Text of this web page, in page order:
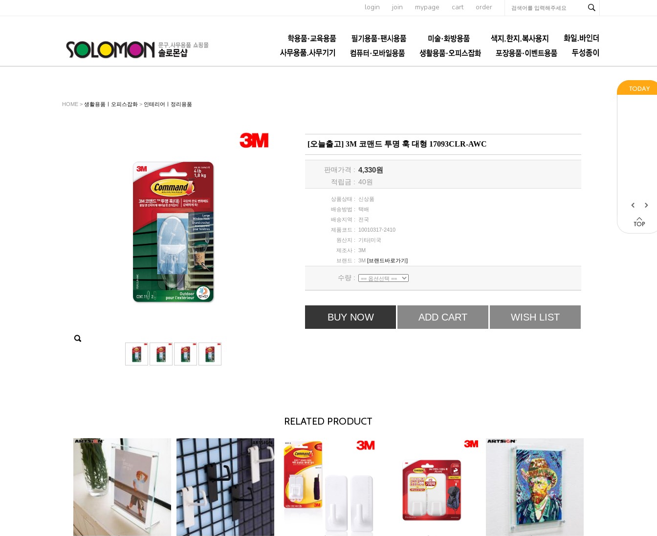
login join mypage cart order
HOME > 생활용품ㅣ오피스잡화 > 인테리어ㅣ정리용품
[오늘출고] 3M 코맨드 투명 훅 대형 17093CLR-AWC
판매가격 : 4,330원
적립금 : 40원
상품상태 :
신상품
배송방법 :
택배
배송지역 :
전국
제품코드 :
10010317-2410
원산지 :
기타|미국
제조사 : 3M
브랜드 : 3M [브랜드바로가기]
수량 :
BUY NOW ADD CART WISH LIST
RELATED PRODUCT